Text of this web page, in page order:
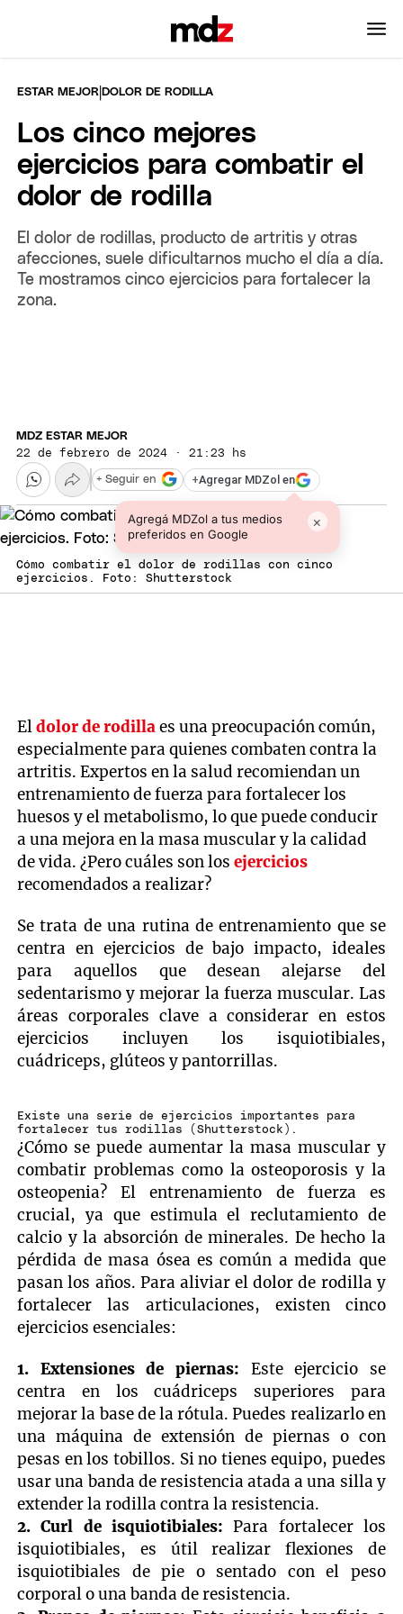
ESTAR MEJOR |DOLOR DE RODILLA
Los cinco mejores
ejercicios para combatir el
dolor de rodilla
El dolor de rodillas, producto de artritis y otras
afecciones, suele dificultarnos mucho el día a día.
Te mostramos cinco ejercicios para fortalecer la
zona.
MDZ ESTAR MEJOR
22 de febrero de 2024 · 21:23 hs
+Agregar MDZol en
Agregá MDZol a tus medios
preferidos en Google
×
+ Seguir en
Cómo combatir el dolor de rodillas con cinco
ejercicios. Foto: Shutterstock
Eldolor de rodillaes una preocupación común,
especialmente para quienes combaten contra la
artritis. Expertos en la salud recomiendan un
entrenamiento de fuerza para fortalecer los
huesos y el metabolismo, lo que puede conducir
a una mejora en la masa muscular y la calidad
de vida. ¿Pero cuáles son losejercicios
recomendados a realizar?
Se trata de una rutina de entrenamiento que se
centra en ejercicios de bajo impacto, ideales
para aquellos que desean alejarse del
sedentarismo y mejorar la fuerza muscular. Las
áreas corporales clave a considerar en estos
ejercicios incluyen los isquiotibiales,
cuádriceps, glúteos y pantorrillas.
Existe una serie de ejercicios importantes para
fortalecer tus rodillas (Shutterstock).
¿Cómo se puede aumentar la masa muscular y
combatir problemas como la osteoporosis y la
osteopenia? El entrenamiento de fuerza es
crucial, ya que estimula el reclutamiento de
calcio y la absorción de minerales. De hecho la
pérdida de masa ósea es común a medida que
pasan los años. Para aliviar el dolor de rodilla y
fortalecer las articulaciones, existen cinco
ejercicios esenciales:
1. Extensiones de piernas: Este ejercicio se
centra en los cuádriceps superiores para
mejorar la base de la rótula. Puedes realizarlo en
una máquina de extensión de piernas o con
pesas en los tobillos. Si no tienes equipo, puedes
usar una banda de resistencia atada a una silla y
extender la rodilla contra la resistencia.
2. Curl de isquiotibiales: Para fortalecer los
isquiotibiales, es útil realizar flexiones de
isquiotibiales de pie o sentado con el peso
corporal o una banda de resistencia.